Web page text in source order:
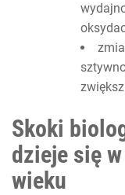
Skoki
dzieje się
wieku